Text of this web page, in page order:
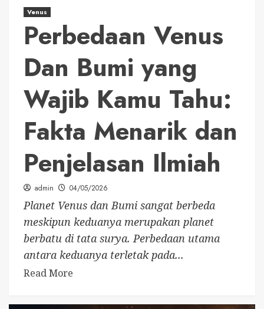
Venus
Perbedaan Venus
Dan Bumi yang
Wajib Kamu Tahu:
Fakta Menarik dan
Penjelasan Ilmiah
admin 04/05/2026
Planet Venus dan Bumi sangat berbeda
meskipun keduanya merupakan planet
berbatu di tata surya. Perbedaan utama
antara keduanya terletak pada...
Read More